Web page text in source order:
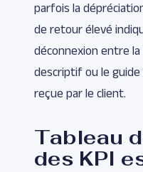
parfois la
de retour élevé
déconnexion entre
descriptif ou le
reçue par le client.
Tableau
des KPI